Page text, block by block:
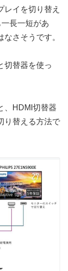
イを切り替え
長一短があ
さそうです。
切替器を使っ
、HDMI切替器
り替える方法で